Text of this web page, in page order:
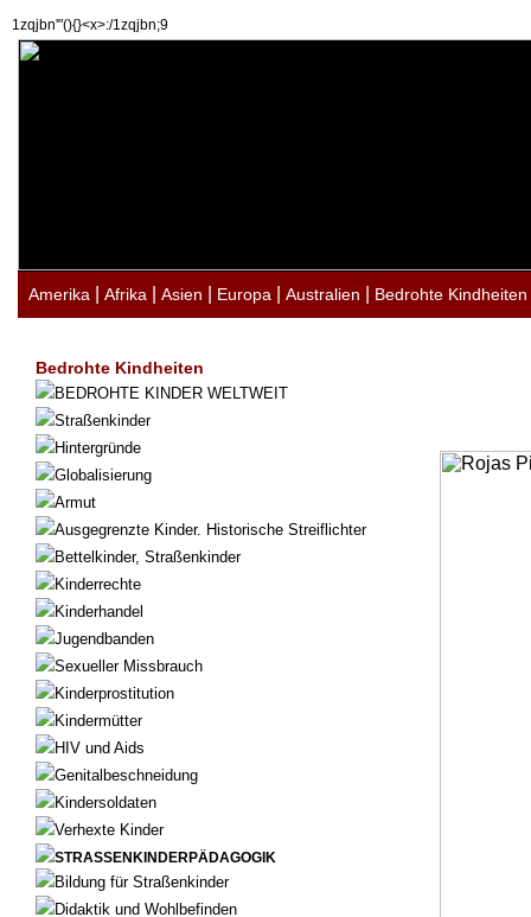
1zqjbn'"(){}<x>:/1zqjbn;9
Amerika Afrika Asien Europa Australien Bedrohte Kindheiten
Bedrohte Kindheiten
BEDROHTE KINDER WELTWEIT
Straßenkinder
Hintergründe
Globalisierung
Armut
Ausgegrenzte Kinder. Historische Streiflichter
Bettelkinder, Straßenkinder
Kinderrechte
Kinderhandel
Jugendbanden
Sexueller Missbrauch
Kinderprostitution
Kindermütter
HIV und Aids
Genitalbeschneidung
Kindersoldaten
Verhexte Kinder
STRASSENKINDERPÄDAGOGIK
Bildung für Straßenkinder
Didaktik und Wohlbefinden